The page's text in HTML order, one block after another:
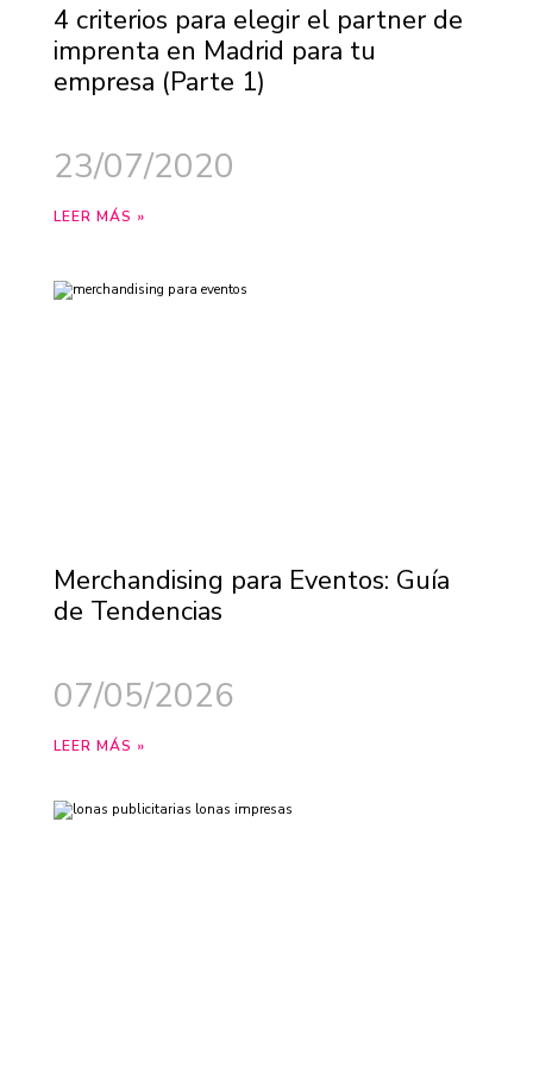
4 criterios para elegir el partner de
imprenta en Madrid para tu
empresa (Parte 1)
23/07/2020
LEER MÁS »
Merchandising para Eventos: Guía
de Tendencias
07/05/2026
LEER MÁS »